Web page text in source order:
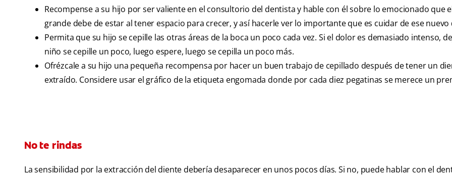
Recompense a su hijo por ser valiente en el consultorio del dentista y hable con él sobre lo emocionado que
grande debe de estar al tener espacio para crecer, y así hacerle ver lo importante que es cuidar de ese nuevo
Permita que su hijo se cepille las otras áreas de la boca un poco cada vez. Si el dolor es demasiado intenso,
niño se cepille un poco, luego espere, luego se cepilla un poco más.
Ofrézcale a su hijo una pequeña recompensa por hacer un buen trabajo de cepillado después de tener un
extraído. Considere usar el gráfico de la etiqueta engomada donde por cada diez pegatinas se merece un
No te rindas
La sensibilidad por la extracción del diente debería desaparecer en unos pocos días. Si no, puede hablar con el